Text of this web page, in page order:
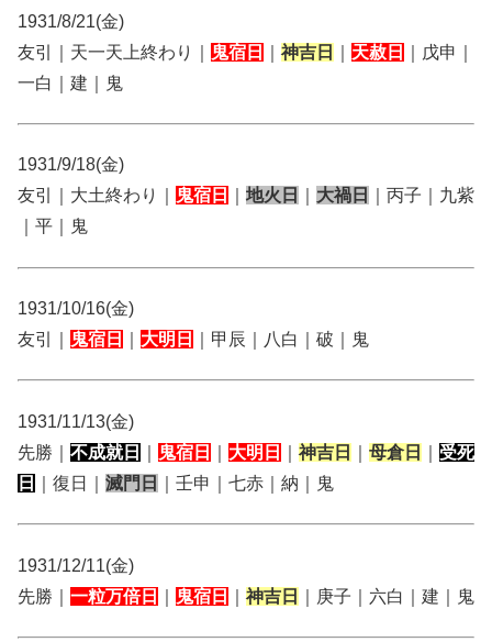
1931/8/21(金)
友引｜天一天上終わり｜
鬼宿日 神吉日 天赦日
｜戊申｜
一白｜建｜鬼
1931/9/18(金)
友引｜大土終わり｜
鬼宿日 地火日 大禍日
｜丙子｜九紫
｜平｜鬼
1931/10/16(金)
友引｜
鬼宿日 大明日 ｜甲辰｜八白｜破｜鬼
1931/11/13(金)
先勝｜ 不成就日 鬼宿日 大明日 神吉日 母倉日
受死
日
｜復日｜ 滅門日 ｜壬申｜七赤｜納｜鬼
1931/12/11(金)
先勝｜ 一粒万倍日 鬼宿日 神吉日 ｜庚子｜六白｜建｜鬼